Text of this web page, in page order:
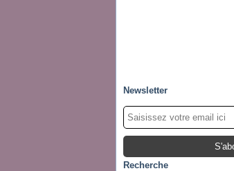
Newsletter
Recherche